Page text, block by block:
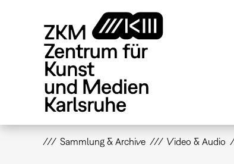
Sammlung & Archive Video & Audio